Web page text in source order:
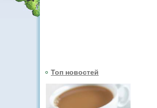
Топ новостей